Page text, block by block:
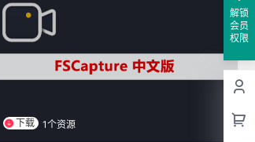
下载 1个资源
解锁
会员
权限